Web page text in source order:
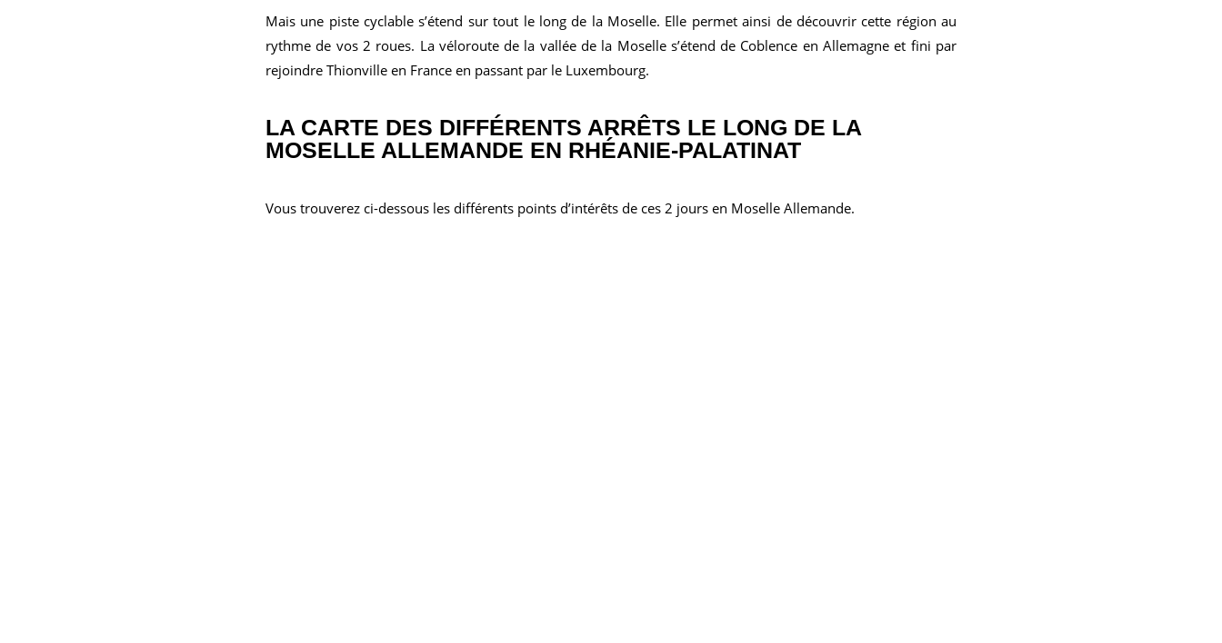
Mais une piste cyclable s’étend sur tout le long de la Moselle. Elle permet ainsi de découvrir cette région au
rythme de vos 2 roues. La véloroute de la vallée de la Moselle s’étend de Coblence en Allemagne et fini par
rejoindre Thionville en France en passant par le Luxembourg.
LA CARTE DES DIFFÉRENTS ARRÊTS LE LONG DE LA
MOSELLE ALLEMANDE EN RHÉANIE-PALATINAT
Vous trouverez ci-dessous les différents points d’intérêts de ces 2 jours en Moselle Allemande.